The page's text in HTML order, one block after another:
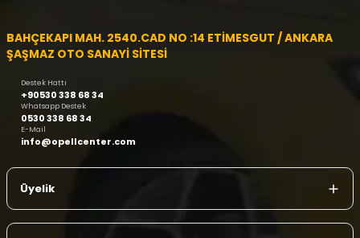
BAHÇEKAPI MAH. 2540.CAD NO :14 ETİMESGUT / ANKARA
ŞAŞMAZ OTO SANAYİ SİTESİ
Destek Hattı
+90530 338 68 34
Whatsapp Destek
0530 338 68 34
E-Mail
info@opellcenter.com
Üyelik